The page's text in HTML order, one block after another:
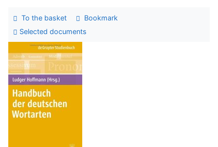
To the basket
Bookmark
Selected documents